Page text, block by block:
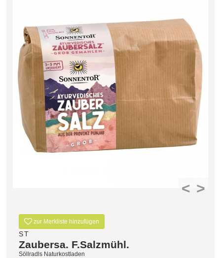
Söllradls Naturkostladen Detail
Stiftsgärtnerei Detail
Weinkellerei Stift
Kremsmünster
Wildkraut
KATEGORIE
Filter zurücksetzen
< >
zur Merkliste hinzufügen
ST
Zaubersa. F.Salzmühl.
Söllradls Naturkostladen